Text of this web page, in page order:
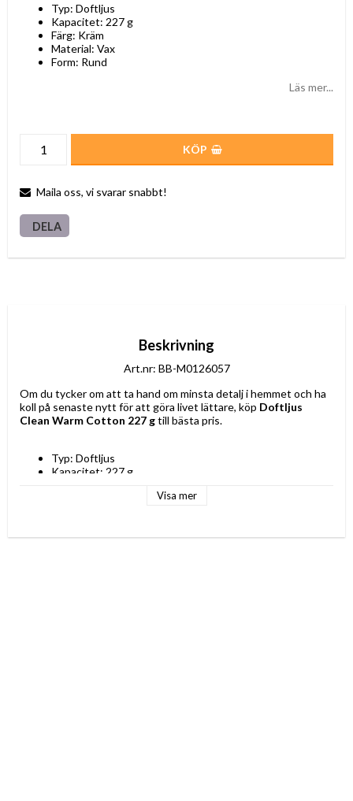
Typ: Doftljus
Kapacitet: 227 g
Färg: Kräm
Material: Vax
Form: Rund
Läs mer...
KÖP
Maila oss, vi svarar snabbt!
DELA
Beskrivning
Art.nr: BB-M0126057
Om du tycker om att ta hand om minsta detalj i hemmet och ha
koll på senaste nytt för att göra livet lättare, köp Doftljus
Clean Warm Cotton 227 g till bästa pris.
Typ: Doftljus
Kapacitet: 227 g
Visa mer